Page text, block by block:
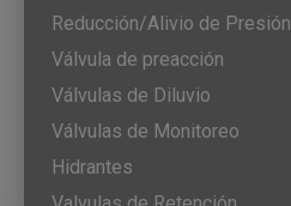
Reducción/Alivio de Presión
Válvula de preacción
Válvulas de Diluvio
Válvulas de Monitoreo
Hidrantes